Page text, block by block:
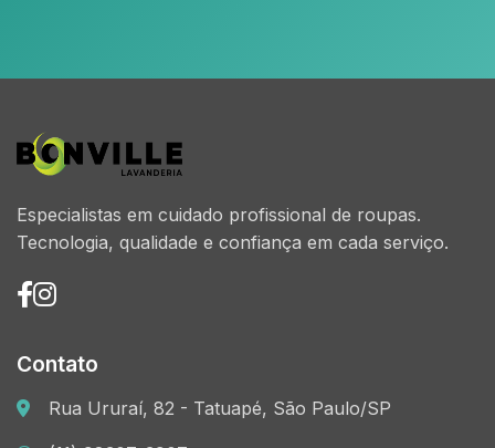
Especialistas em cuidado profissional de roupas.
Tecnologia, qualidade e confiança em cada serviço.
Contato
Rua Ururaí, 82 - Tatuapé, São Paulo/SP